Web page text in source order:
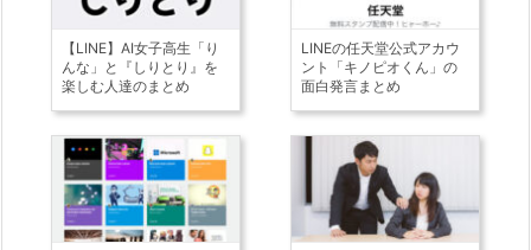
【LINE】AI女子高生「り
んな」と『しりとり』を
楽しむ人達のまとめ
LINEの任天堂公式アカウ
ント「キノピオくん」の
面白発言まとめ